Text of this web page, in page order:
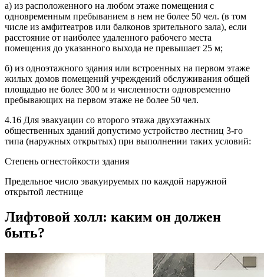
а) из расположенного на любом этаже помещения с
одновременным пребыванием в нем не более 50 чел. (в том
числе из амфитеатров или балконов зрительного зала), если
рассто­яние от наиболее удаленного рабочего места
помещения до указанного выхода не превы­шает 25 м;
б) из одноэтажного здания или встроенных на первом этаже
жилых домов помещений учреж­дений обслуживания общей
площадью не более 300 м и численности одновременно
пребы­вающих на первом этаже не более 50 чел.
4.16 Для эвакуации со второго этажа двухэтажных
общественных зданий допустимо устройство лестниц 3-го
типа (наружных открытых) при выполнении таких условий:
Степень огнестойкости здания
Предельное число эвакуируемых по каждой наружной
открытой лестнице
Лифтовой холл: каким он должен
быть?